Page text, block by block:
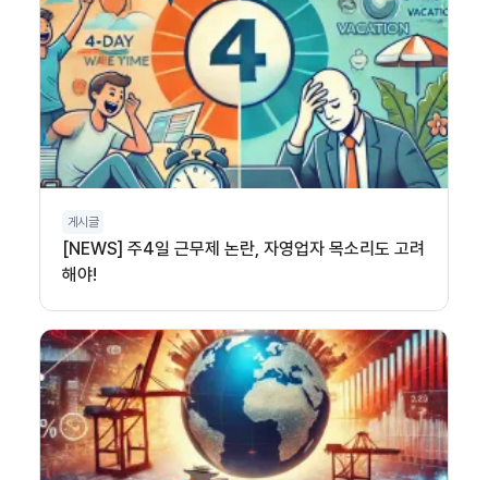
게시글
[NEWS] 주4일 근무제 논란, 자영업자 목소리도 고려
해야!